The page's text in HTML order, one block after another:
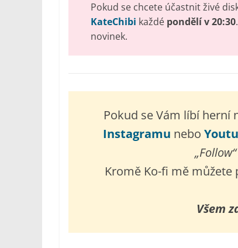
Pokud se chcete účastnit živé
KateChibi každé pondělí v 20:30
novinek.
Pokud se Vám líbí
Instagramu nebo
Kromě Ko-fi mě
Všem